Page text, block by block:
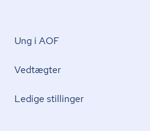
Ung i AOF
Vedtægter
Ledige stillinger